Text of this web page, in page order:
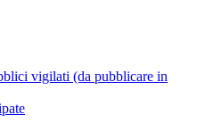
vigilati (da pubblicare in